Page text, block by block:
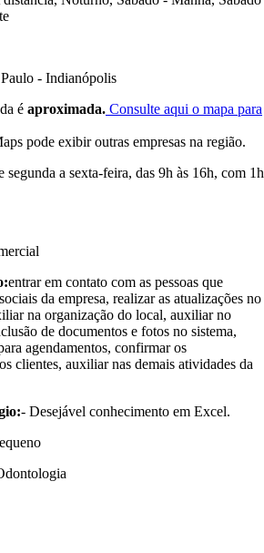
Paulo - Indianópolis
é aproximada. Consulte aqui o mapa para
pode exibir outras empresas na região.
segunda a sexta-feira, das 9h às 16h, com 1h
entrar em contato com as pessoas que
da empresa, realizar as atualizações no
na organização do local, auxiliar no
de documentos e fotos no sistema,
agendamentos, confirmar os
clientes, auxiliar nas demais atividades da
- Desejável conhecimento em Excel.